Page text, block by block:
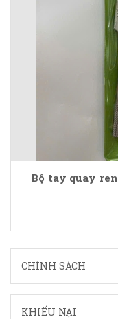
Bộ tay quay
CHÍNH SÁCH
KHIẾU NẠI